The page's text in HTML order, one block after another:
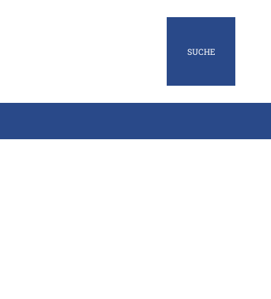
SUCHE